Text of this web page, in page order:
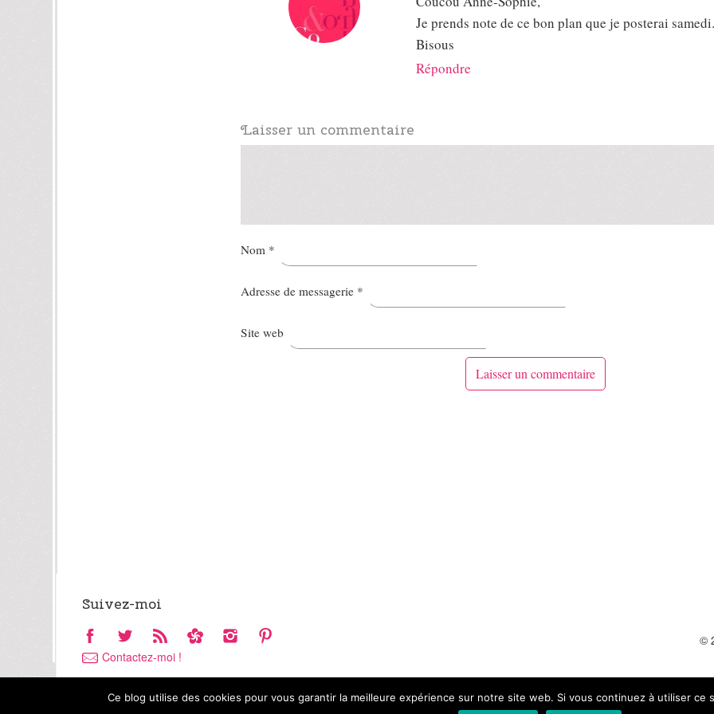
Je prends note de ce bon plan que je posterai samedi.
Bisous
Répondre
Laisser un commentaire
Nom *
Adresse de messagerie *
Site web
Suivez-moi
Contactez-moi !
©
Ce blog utilise des cookies pour vous garantir la meilleure expérience sur notre site web. Si vous continuez à utiliser